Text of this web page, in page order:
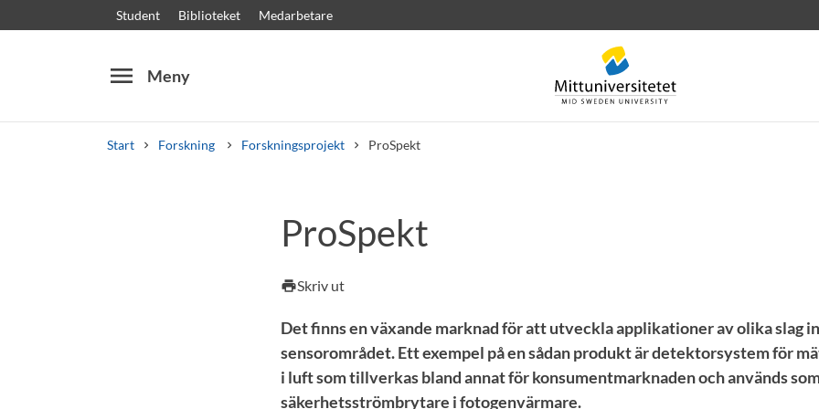
Student Biblioteket Medarbetare
menu Meny
Start Forskning Forskningsprojekt ProSpekt
KursplanerVälkomstbrev
ProSpekt
printSkriv ut
Det finns en växande marknad för att utveckla applikationer av olika slag
sensorområdet. Ett exempel på en sådan produkt är detektorsystem för
i luft som tillverkas bland annat för konsumentmarknaden och används
säkerhetsströmbrytare i fotogenvärmare.